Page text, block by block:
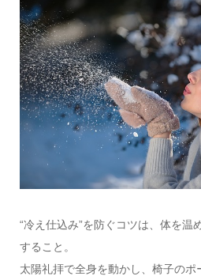
“冷え仕込み”を防ぐコツは、体を温
すること。
太陽礼拝で全身を動かし、椅子の